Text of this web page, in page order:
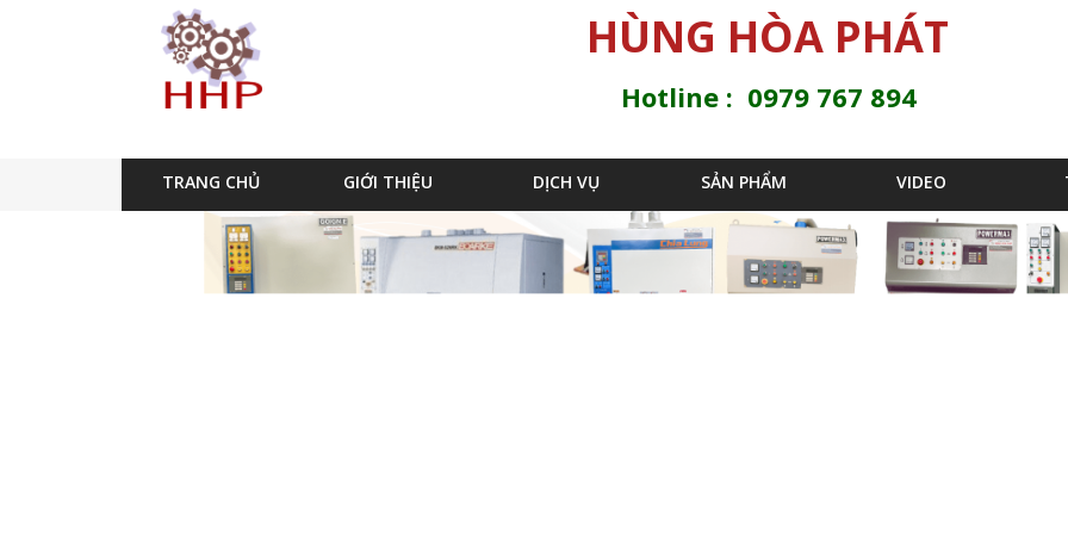
Jump to navigation
HÙNG HÒA PHÁT
Hotline : 0979 767 894
TRANG CHỦ GIỚI THIỆU DỊCH VỤ SẢN PHẨM VIDEO